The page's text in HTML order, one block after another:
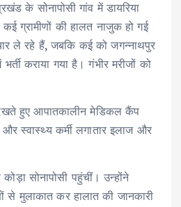
के सोनापोसी गांव में डायरिया
ग्रामीणों की हालत नाजुक हो गई
ले रहे हैं, जबकि कई को जगन्नाथपुर
कराया गया है। गंभीर मरीजों को
हुए आपातकालीन मेडिकल कैंप
स्वास्थ्य कर्मी लगातार इलाज और
कोड़ा सोनापोसी पहुंचीं। उन्होंने
से मुलाकात कर हालात की जानकारी